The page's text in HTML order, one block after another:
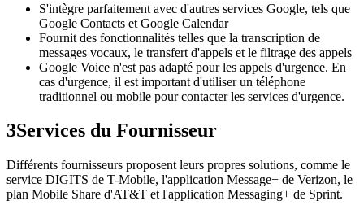
S'intègre parfaitement avec d'autres services Google, tels que
Google Contacts et Google Calendar
Fournit des fonctionnalités telles que la transcription de
messages vocaux, le transfert d'appels et le filtrage des appels
Google Voice n'est pas adapté pour les appels d'urgence. En
cas d'urgence, il est important d'utiliser un téléphone
traditionnel ou mobile pour contacter les services d'urgence.
3Services du Fournisseur
Différents fournisseurs proposent leurs propres solutions, comme le
service DIGITS de T-Mobile, l'application Message+ de Verizon, le
plan Mobile Share d'AT&T et l'application Messaging+ de Sprint.